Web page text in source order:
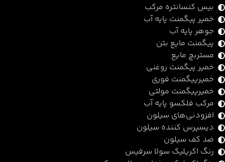
بیس کنسانتره مرکب
خمیر پیگمنت پایه آب
جوهر پایه آب
پیگمنت مایع بتن
مستربچ مایع
خمیر پیگمنت روغنی
خمیرپیگمنت فوری
خمیرپیگمنت مولتی
مرکب فلکسو پایه آب
افزودنی‌های سیلون
دیسپرس کننده سیلون
ضد کف سیلون
رنگ اکریلیک سولا سرفیس